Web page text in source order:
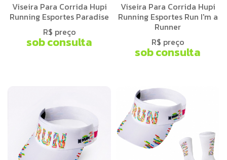
Viseira Para Corrida Hupi
Running Esportes Paradise
R$ preço
sob consulta
Viseira Para Corrida Hupi
Running Esportes Run I'm a
Runner
R$ preço
sob consulta